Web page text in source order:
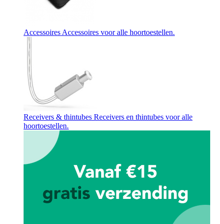
Accessoires Accessoires voor alle hoortoestellen.
Receivers & thintubes Receivers en thintubes voor alle
hoortoestellen.